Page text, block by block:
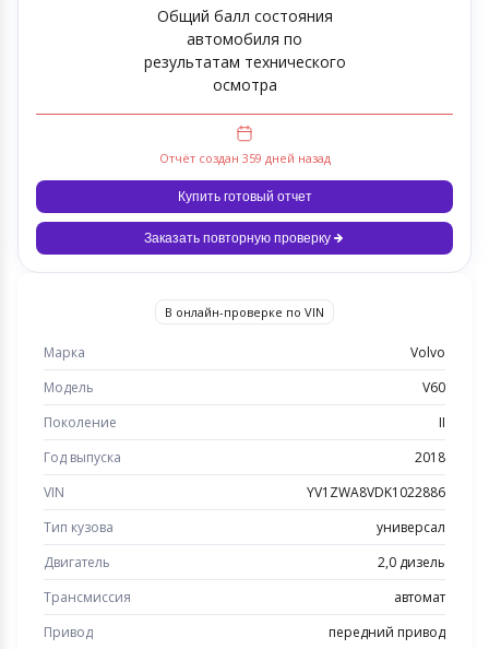
Общий балл состояния
автомобиля по
результатам технического
осмотра
Отчёт создан 359 дней назад
Купить готовый отчет
Заказать повторную проверку
В онлайн-проверке по VIN
Марка
Volvo
Модель
V60
Поколение
II
Год выпуска
2018
VIN
YV1ZWA8VDK1022886
Тип кузова
универсал
Двигатель
2,0 дизель
Трансмиссия
автомат
Привод
передний привод